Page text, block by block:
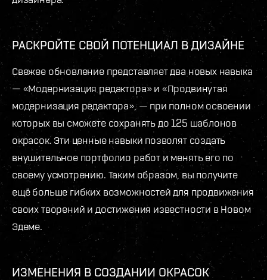
РАСКРОЙТЕ СВОЙ ПОТЕНЦИАЛ В ДИЗАЙНЕ
Свежее обновление представляет два новых навыка
— «Модернизация редактора» и «Продвинутая
модернизация редактора», — при полном освоении
которых вы сможете сохранять до 125 шаблонов
окрасок. Эти ценные навыки позволят создать
внушительное портфолио работ и менять его по
своему усмотрению. Таким образом, вы получите
ещё больше гибких возможностей для продвижения
своих творений и достижения известности в Новом
Эдеме.
ИЗМЕНЕНИЯ В СОЗДАНИИ ОКРАСОК